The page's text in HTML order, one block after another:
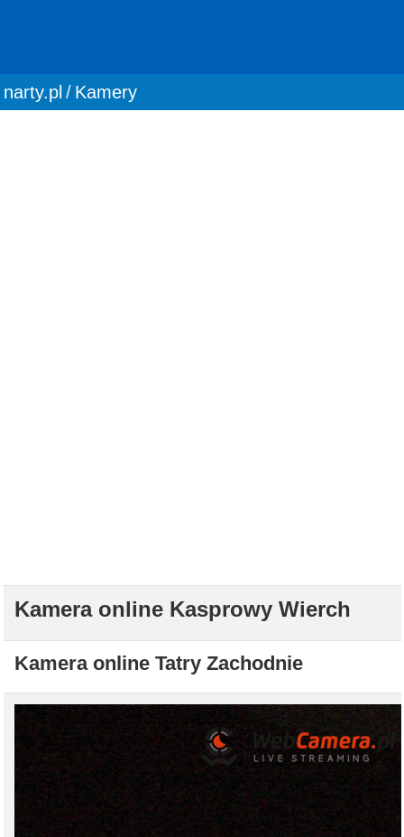
You are here:
narty.pl Kamery
Kamera online Kasprowy Wierch
Kamera online Tatry Zachodnie